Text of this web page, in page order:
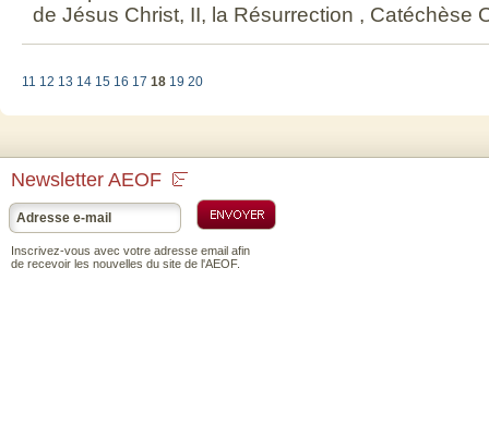
de Jésus Christ, II, la Résurrection , Catéchèse
11 12 13 14 15 16 17 18 19 20
Newsletter AEOF
Inscrivez-vous avec votre adresse email afin
de recevoir les nouvelles du site de l'AEOF.